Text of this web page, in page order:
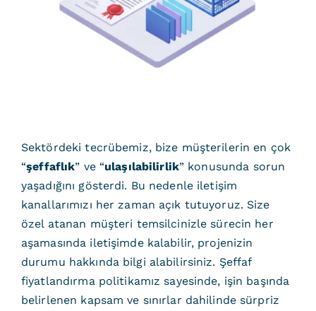
Sektördeki tecrübemiz, bize müşterilerin en çok
“şeffaflık” ve “ulaşılabilirlik” konusunda sorun
yaşadığını gösterdi. Bu nedenle iletişim
kanallarımızı her zaman açık tutuyoruz. Size
özel atanan müşteri temsilcinizle sürecin her
aşamasında iletişimde kalabilir, projenizin
durumu hakkında bilgi alabilirsiniz. Şeffaf
fiyatlandırma politikamız sayesinde, işin başında
belirlenen kapsam ve sınırlar dahilinde sürpriz